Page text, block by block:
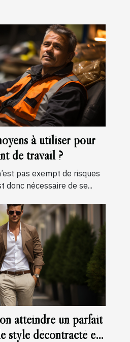
à utiliser pour
de travail ?
pas exempt de risques
donc nécessaire de se...
atteindre un parfait
style décontracté et